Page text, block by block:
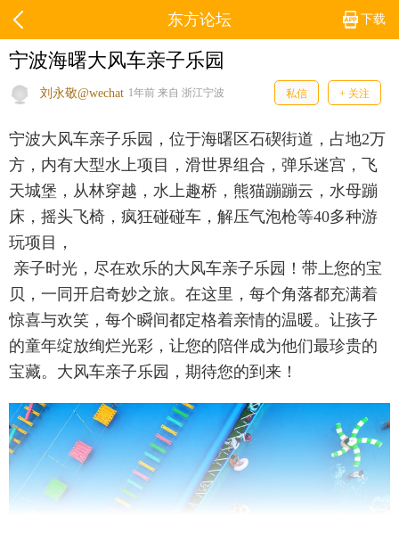
下载
东方论坛
宁波海曙大风车亲子乐园
刘永敬@wechat 1年前 来自 浙江宁波 私信 + 关注
宁波大风车亲子乐园，位于海曙区石碶街道，占地2万
方，内有大型水上项目，滑世界组合，弹乐迷宫，飞
天城堡，从林穿越，水上趣桥，熊猫蹦蹦云，水母蹦
床，摇头飞椅，疯狂碰碰车，解压气泡枪等40多种游
玩项目，
亲子时光，尽在欢乐的大风车亲子乐园！带上您的宝
贝，一同开启奇妙之旅。在这里，每个角落都充满着
惊喜与欢笑，每个瞬间都定格着亲情的温暖。让孩子
的童年绽放绚烂光彩，让您的陪伴成为他们最珍贵的
宝藏。大风车亲子乐园，期待您的到来！